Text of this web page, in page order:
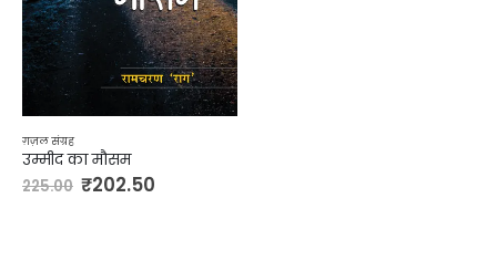
ग़ज़ल संग्रह
उम्मीद का मौसम
225.00 ₹202.50